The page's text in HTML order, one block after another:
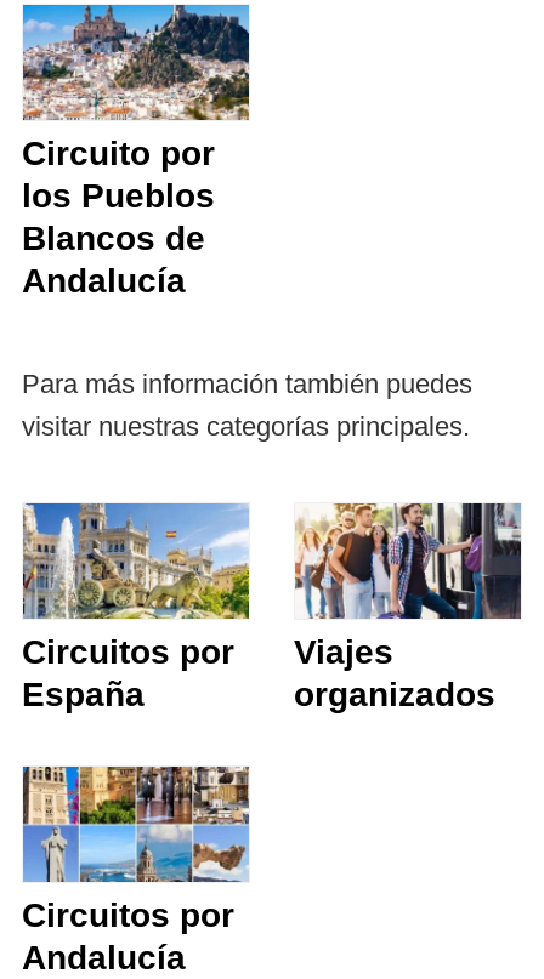
Circuito por
los Pueblos
Blancos de
Andalucía
Para más información también puedes
visitar nuestras categorías principales.
Circuitos por
España
Viajes
organizados
Circuitos por
Andalucía